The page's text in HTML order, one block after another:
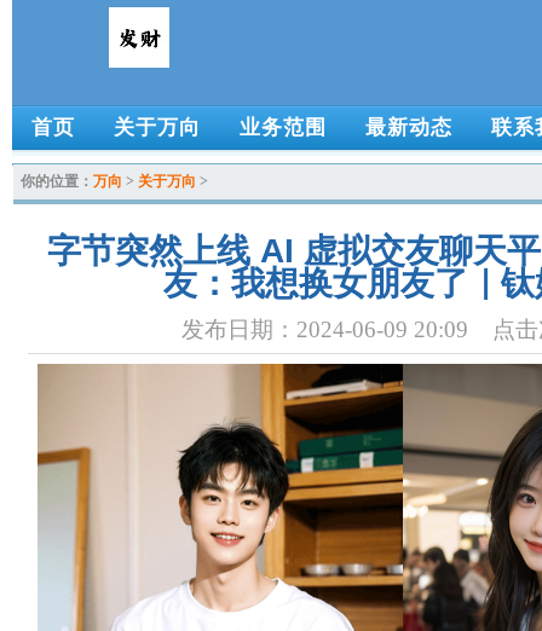
首页 关于万向 业务范围 最新动态 联系
你的位置： 万向 > 关于万向 >
字节突然上线 AI 虚拟交友聊天
友：我想换女朋友了｜
发布日期：2024-06-09 20:09 点击